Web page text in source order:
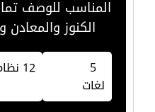
المناسب للوصف
الكنوز والمعادن
5
لغات
12 نظام